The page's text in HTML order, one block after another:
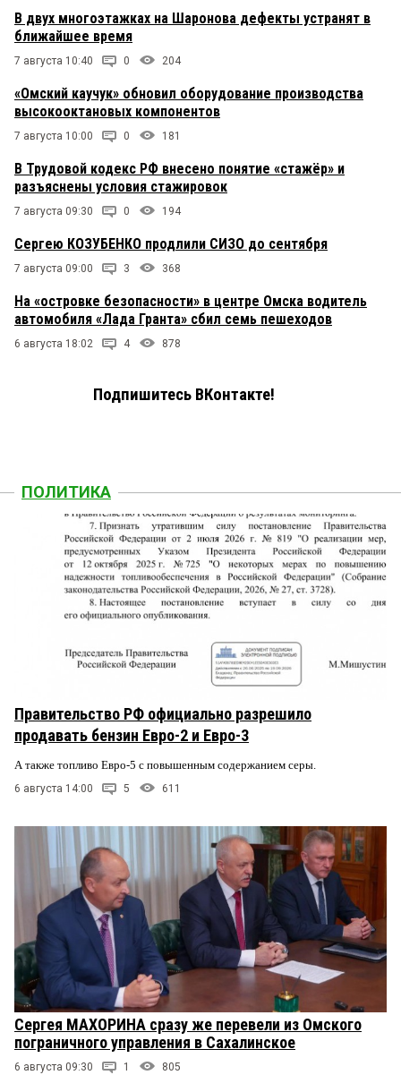
В двух многоэтажках на Шаронова дефекты устранят в
ближайшее время
7 августа 10:40 0 204
«Омский каучук» обновил оборудование производства
высокооктановых компонентов
7 августа 10:00 0 181
В Трудовой кодекс РФ внесено понятие «стажёр» и
разъяснены условия стажировок
7 августа 09:30 0 194
Сергею КОЗУБЕНКО продлили СИЗО до сентября
7 августа 09:00 3 368
На «островке безопасности» в центре Омска водитель
автомобиля «Лада Гранта» сбил семь пешеходов
6 августа 18:02 4 878
Подпишитесь ВКонтакте!
ПОЛИТИКА
Правительство РФ официально разрешило
продавать бензин Евро-2 и Евро-3
А также топливо Евро-5 с повышенным содержанием серы.
6 августа 14:00 5 611
Сергея МАХОРИНА сразу же перевели из Омского
пограничного управления в Сахалинское
6 августа 09:30 1 805